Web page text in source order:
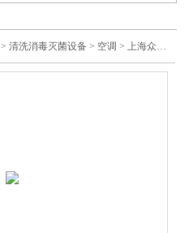
>清洗消毒灭菌设备 > 空调 > 上海众有净化型恒温恒湿空调